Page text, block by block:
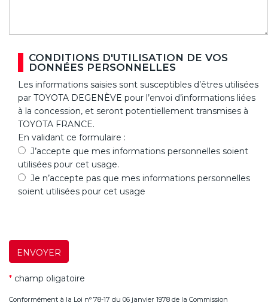
CONDITIONS D'UTILISATION DE VOS
DONNÉES PERSONNELLES
Les informations saisies sont susceptibles d’êtres utilisées
par TOYOTA DEGENÈVE pour l’envoi d’informations liées
à la concession, et seront potentiellement transmises à
TOYOTA FRANCE.
En validant ce formulaire :
J’accepte que mes informations personnelles soient
utilisées pour cet usage.
Je n’accepte pas que mes informations personnelles
soient utilisées pour cet usage
ENVOYER
* champ oligatoire
Conformément à la Loi n° 78-17 du 06 janvier 1978 de la Commission